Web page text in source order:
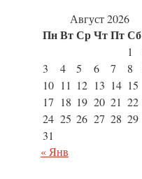
Август 2026
ПнВтСрЧтПтСб
1
3
4 5 6 7 8
10 11 12 13 14 15
17 18 19 20 21 22
24 25 26 27 28 29
31
« Янв